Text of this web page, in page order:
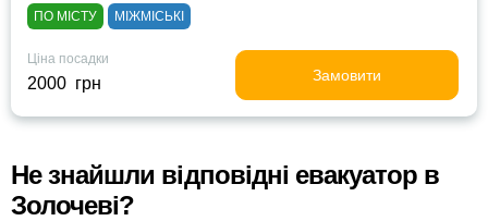
ПО МІСТУ МІЖМІСЬКІ
Ціна посадки
2000 грн Замовити
Не знайшли відповідні евакуатор в
Золочеві?